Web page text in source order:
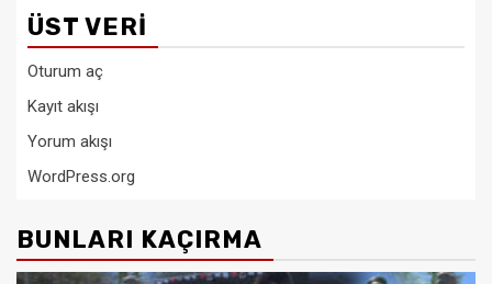
ÜST VERI
Oturum aç
Kayıt akışı
Yorum akışı
WordPress.org
BUNLARI KAÇIRMA